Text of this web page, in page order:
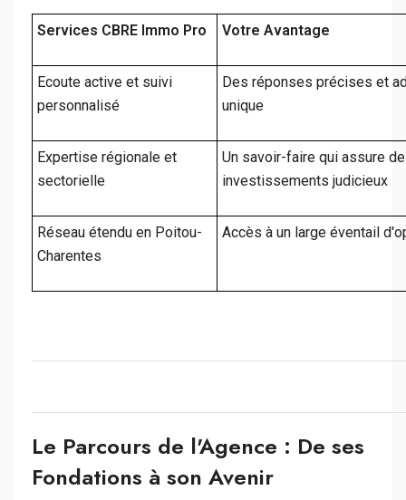
Services CBRE Immo Pro Votre Avantage
Ecoute active et suivi
personnalisé
Des réponses précises et
unique
Expertise régionale et
sectorielle
Un savoir-faire qui assure
investissements judicieux
Réseau étendu en Poitou-
Charentes
Accès à un large éventail
Le Parcours de l'Agence : De ses
Fondations à son Avenir